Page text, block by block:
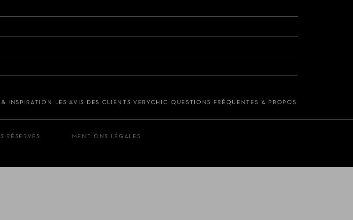
& INSPIRATION LES AVIS DES CLIENTS VERYCHIC QUESTIONS FRÉQUENTES À PROPOS
RÉSERVÉS MENTIONS LÉGALES